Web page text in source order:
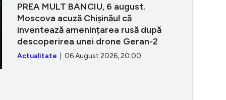
PREA MULT BANCIU, 6 august.
Moscova acuză Chișinăul că
inventează amenințarea rusă după
descoperirea unei drone Geran-2
Actualitate | 06 August 2026, 20:00